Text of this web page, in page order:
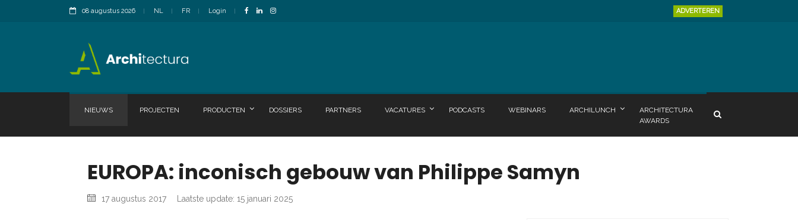
08 augustus 2026 NL FR Login ADVERTEREN
NIEUWS PROJECTEN PRODUCTEN DOSSIERS PARTNERS VACATURES PODCASTS WEBINARS ARCHILUNCH
ARCHITECTURA
AWARDS
EUROPA: inconisch gebouw van Philippe Samyn
17 augustus 2017 Laatste update: 15 januari 2025